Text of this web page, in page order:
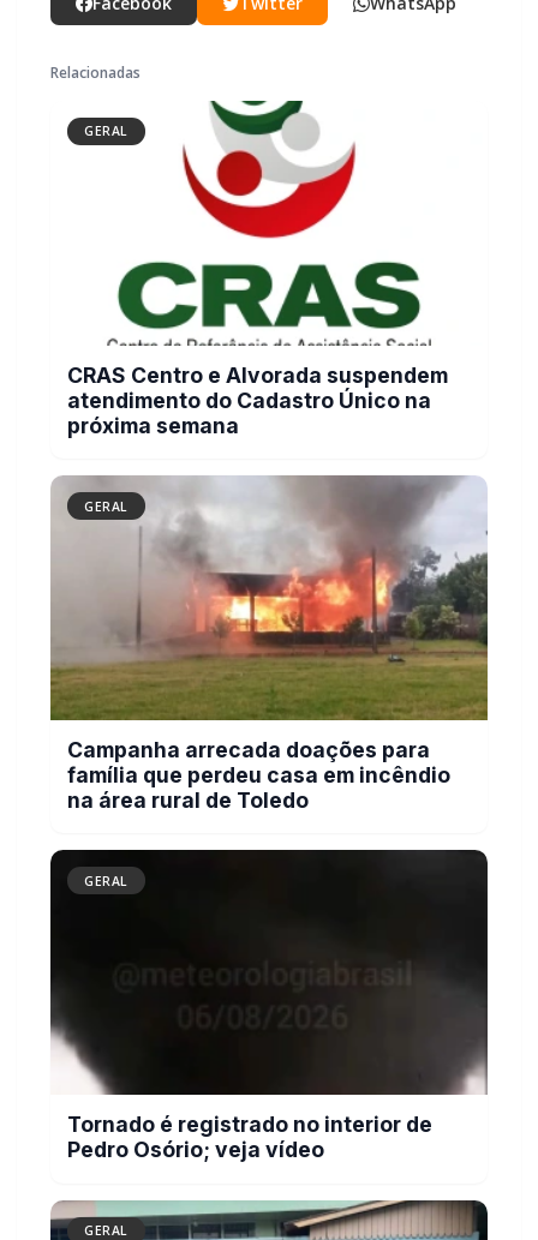
CRAS Centro e Alvorada suspendem
atendimento do Cadastro Único na
próxima semana
GERAL
Campanha arrecada doações para
família que perdeu casa em incêndio
na área rural de Toledo
GERAL
Tornado é registrado no interior de
Pedro Osório; veja vídeo
GERAL